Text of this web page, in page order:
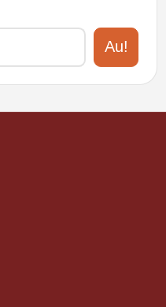
Au!